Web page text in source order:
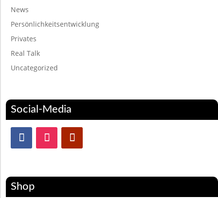
News
Persönlichkeitsentwicklung
Privates
Real Talk
Uncategorized
Social-Media
Shop